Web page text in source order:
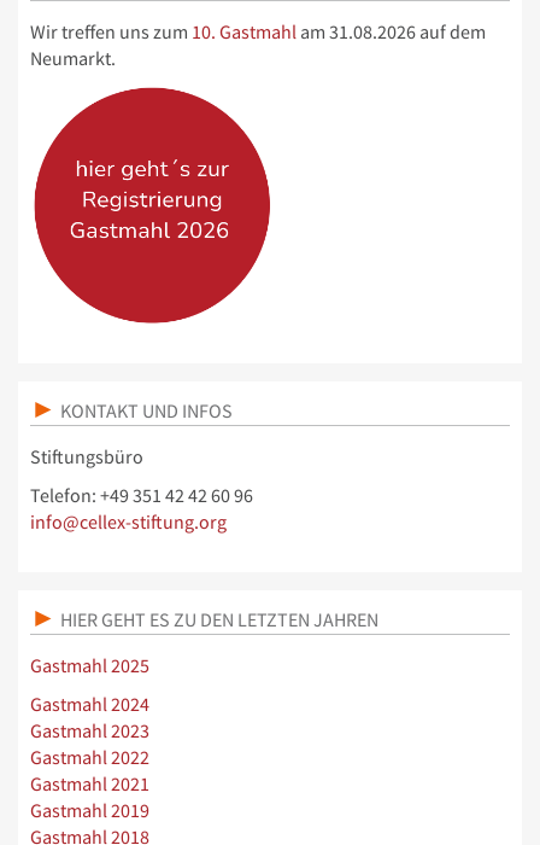
Wir treffen uns zum 10. Gastmahl am 31.08.2026 auf dem
Neumarkt.
KONTAKT UND INFOS
Stiftungsbüro
Telefon: +49 351 42 42 60 96
info@cellex-stiftung.org
HIER GEHT ES ZU DEN LETZTEN JAHREN
Gastmahl 2025
Gastmahl 2024
Gastmahl 2023
Gastmahl 2022
Gastmahl 2021
Gastmahl 2019
Gastmahl 2018